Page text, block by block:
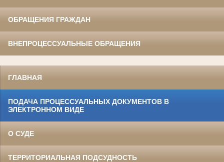
ОБРАЩЕНИЯ ГРАЖДАН
ВНЕПРОЦЕССУАЛЬНЫЕ ОБРАЩЕНИЯ
ГЛАВНАЯ
ПОДАЧА ПРОЦЕССУАЛЬНЫХ ДОКУМЕНТОВ В
ЭЛЕКТРОННОМ ВИДЕ
О СУДЕ
ТЕРРИТОРИАЛЬНАЯ ПОДСУДНОСТЬ